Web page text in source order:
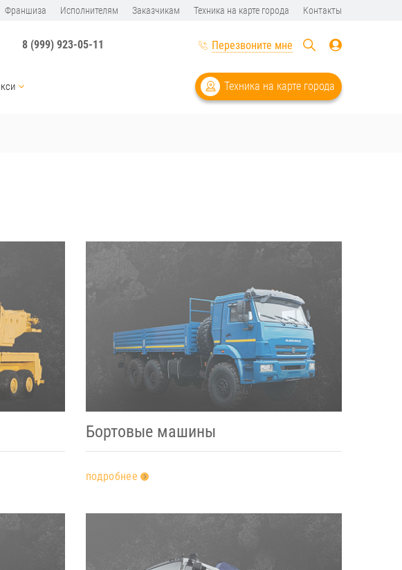
Франшиза Исполнителям Заказчикам Техника на карте города Контакты
8 (999) 923-05-11 Перезвоните мне
Техника на карте города
Бортовые машины
подробнее